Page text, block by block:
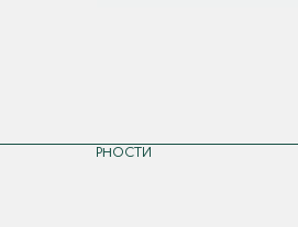
ПО ПОПУЛЯРНОСТИ